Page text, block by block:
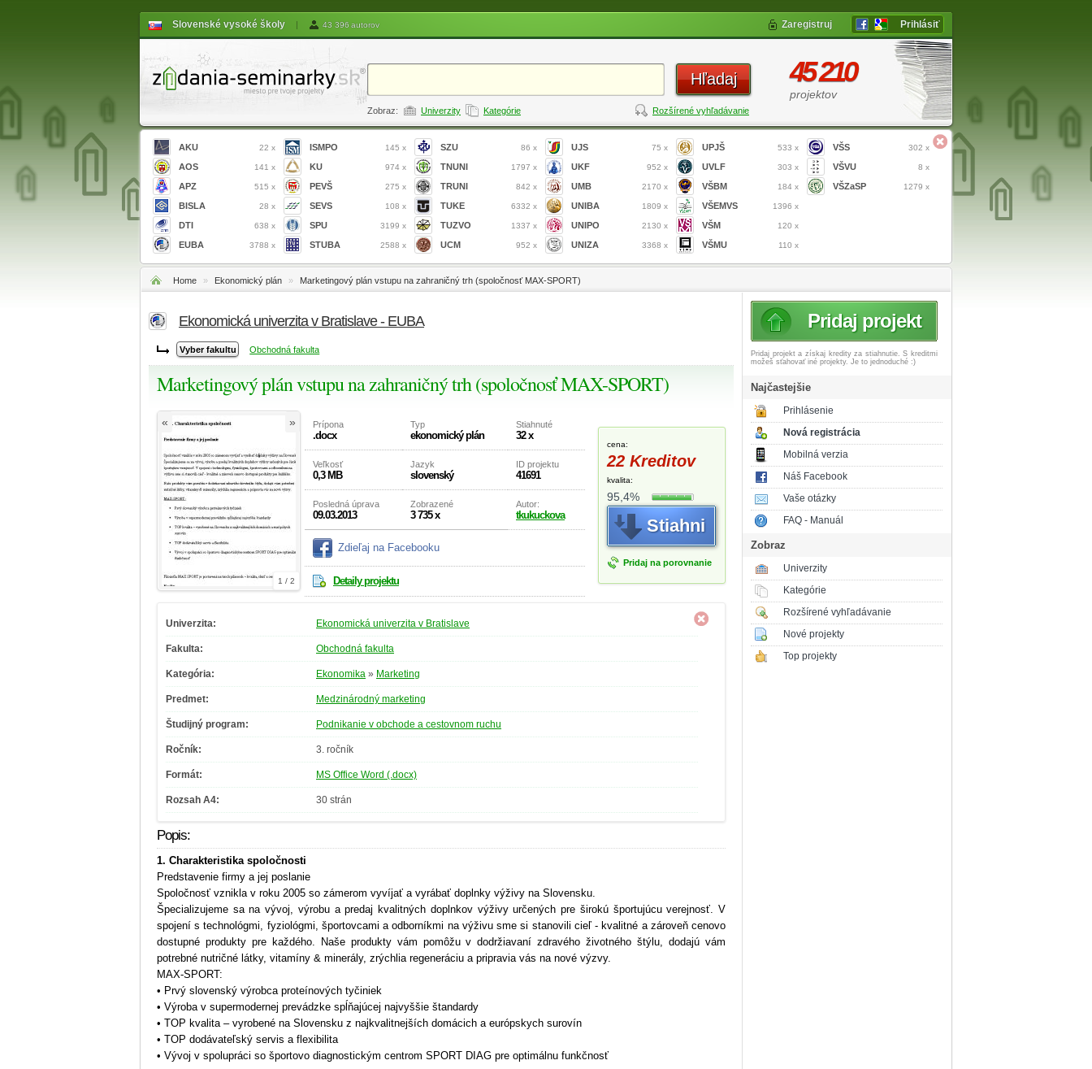
Slovenské vysoké školy | 43 396 autorov Zaregistruj Prihlásiť
Hľadaj
Zobraz: Univerzity Kategórie Rozšírené vyhľadávanie
45 210
projektov
AKU 22 x
AOS 141 x
APZ 515 x
BISLA 28 x
DTI 638 x
EUBA 3788 x
ISMPO 145 x
KU 974 x
PEVŠ 275 x
SEVS 108 x
SPU 3199 x
STUBA 2588 x
SZU 86 x
TNUNI 1797 x
TRUNI 842 x
TUKE 6332 x
TUZVO 1337 x
UCM 952 x
UJS 75 x
UKF 952 x
UMB 2170 x
UNIBA 1809 x
UNIPO 2130 x
UNIZA 3368 x
UPJŠ 533 x
UVLF 303 x
VŠBM 184 x
VŠEMVS 1396 x
VŠM 120 x
VŠMU 110 x
VŠS 302 x
VŠVU 8 x
VŠZaSP 1279 x
Home » Ekonomický plán » Marketingový plán vstupu na zahraničný trh (spoločnosť MAX-SPORT)
Ekonomická univerzita v Bratislave - EUBA
Obchodná fakulta
Marketingový plán vstupu na zahraničný trh (spoločnosť MAX-SPORT)
1 / 2
« » Prípona
.docx
Typ
ekonomický plán
Stiahnuté
32 x
Veľkosť
0,3 MB
Jazyk
slovenský
ID projektu
41691
Posledná úprava
09.03.2013
Zobrazené
3 735 x
Autor:
tkukuckova
Zdieľaj na Facebooku
Detaily projektu
cena:
22 Kreditov
kvalita:
95,4%
Stiahni
Pridaj na porovnanie
Univerzita: Ekonomická univerzita v Bratislave
Fakulta: Obchodná fakulta
Kategória: Ekonomika » Marketing
Predmet: Medzinárodný marketing
Študijný program: Podnikanie v obchode a cestovnom ruchu
Ročník: 3. ročník
Formát: MS Office Word (.docx)
Rozsah A4: 30 strán
Popis:
1. Charakteristika spoločnosti
Predstavenie firmy a jej poslanie
Spoločnosť vznikla v roku 2005 so zámerom vyvíjať a vyrábať doplnky výživy na Slovensku.
Špecializujeme sa na vývoj, výrobu a predaj kvalitných doplnkov výživy určených pre širokú športujúcu verejnosť. V
spojení s technológmi, fyziológmi, športovcami a odborníkmi na výživu sme si stanovili cieľ - kvalitné a zároveň cenovo
dostupné produkty pre každého. Naše produkty vám pomôžu v dodržiavaní zdravého životného štýlu, dodajú vám
potrebné nutričné látky, vitamíny & minerály, zrýchlia regeneráciu a pripravia vás na nové výzvy.
MAX-SPORT:
• Prvý slovenský výrobca proteínových tyčiniek
• Výroba v supermodernej prevádzke spĺňajúcej najvyššie štandardy
• TOP kvalita – vyrobené na Slovensku z najkvalitnejších domácich a európskych surovín
• TOP dodávateľský servis a flexibilita
• Vývoj v spolupráci so športovo diagnostickým centrom SPORT DIAG pre optimálnu funkčnosť
Pridaj projekt
Pridaj projekt a získaj kredity za stiahnutie. S kreditmi
možeš sťahovať iné projekty. Je to jednoduché :)
Najčastejšie
Prihlásenie
Nová registrácia
Mobilná verzia
Náš Facebook
Vaše otázky
FAQ - Manuál
Zobraz
Univerzity
Kategórie
Rozšírené vyhľadávanie
Nové projekty
Top projekty